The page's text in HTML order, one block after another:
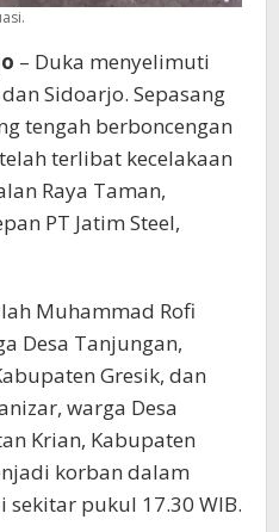
– Duka menyelimuti
Sidoarjo. Sepasang
tengah berboncengan
terlibat kecelakaan
Raya Taman,
PT Jatim Steel,
Muhammad Rofi
Desa Tanjungan,
Gresik, dan
warga Desa
Krian, Kabupaten
korban dalam
sekitar pukul 17.30 WIB.